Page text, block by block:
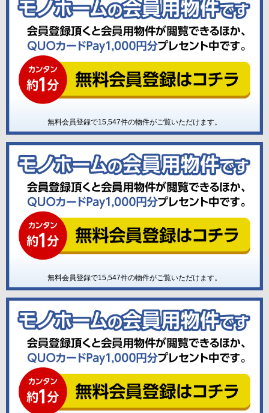
無料会員登録で15,547件の物件がご覧いただけます。
無料会員登録で15,547件の物件がご覧いただけます。